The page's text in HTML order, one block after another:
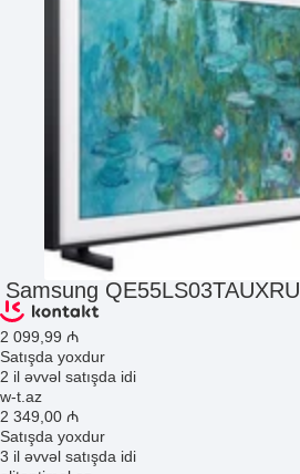
Samsung QE55LS03TAUXRU
2 099 ,99 ₼
Satışda yoxdur
2 il əvvəl satışda idi
w-t.az
2 349 ,00 ₼
Satışda yoxdur
3 il əvvəl satışda idi